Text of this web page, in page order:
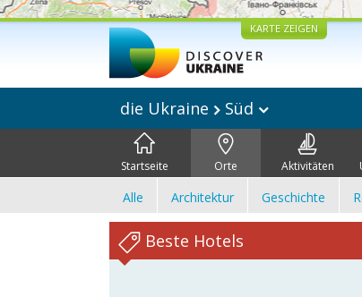
KARTE ZEIGEN
die Ukraine Süd
Startseite Orte Aktivitäten
Alle Architektur Geschichte
Beste Hotels